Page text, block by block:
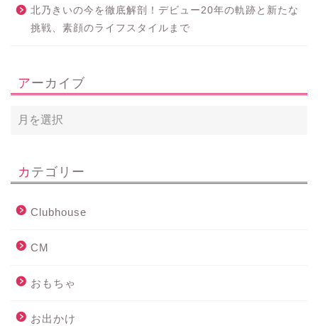
北乃きいの今を徹底解剖！デビュー20年の軌跡と新たな
挑戦、素顔のライフスタイルまで
アーカイブ
カテゴリー
Clubhouse
CM
おもちゃ
お出かけ